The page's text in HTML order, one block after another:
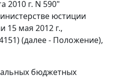
2010 г. N 590"
юстиции
15 мая 2012 г.,
(далее - Положение),
бюджетных